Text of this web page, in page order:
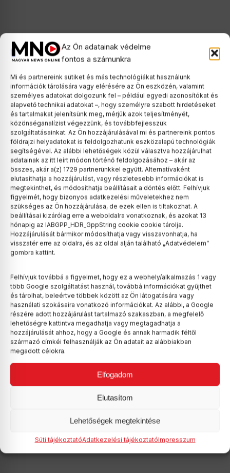
Az Ön adatainak védelme
fontos a számunkra
Mi és partnereink sütiket és más technológiákat használunk
információk tárolására vagy elérésére az Ön eszközén, valamint
személyes adatokat dolgozunk fel – például egyedi azonosítókat és
alapvető technikai adatokat –, hogy személyre szabott hirdetéseket
és tartalmakat jelenítsünk meg, mérjük azok teljesítményét,
közönséganalízist végezzünk, és továbbfejlesszük
szolgáltatásainkat. Az Ön hozzájárulásával mi és partnereink pontos
földrajzi helyadatokat is feldolgozhatunk eszközalapú technológiák
segítségével. Az alábbi lehetőségek közül választva hozzájárulhat
adatainak az itt leírt módon történő feldolgozásához – akár az
összes, akár a(z) 1729 partnerünkkel együtt. Alternatívaként
elutasíthatja a hozzájárulást, vagy részletesebb információkat is
megtekinthet, és módosíthatja beállításait a döntés előtt. Felhívjuk
figyelmét, hogy bizonyos adatkezelési műveletekhez nem
szükséges az Ön hozzájárulása, de ezek ellen is tiltakozhat. A
beállításai kizárólag erre a weboldalra vonatkoznak, és azokat 13
hónapig az IABGPP_HDR_GppString cookie cookie tárolja.
Hozzájárulását bármikor módosíthatja vagy visszavonhatja, ha
visszatér erre az oldalra, és az oldal alján található „Adatvédelem”
gombra kattint.
Felhívjuk továbbá a figyelmet, hogy ez a webhely/alkalmazás 1 vagy
több Google szolgáltatást használ, továbbá információkat gyűjthet
és tárolhat, beleértve többek között az Ön látogatására vagy
használati szokásaira vonatkozó információkat. Az alábbi, a Google
részére adott hozzájárulást tartalmazó szakaszban, a megfelelő
lehetőségre kattintva megadhatja vagy megtagadhatja a
hozzájárulását ahhoz, hogy a Google és annak harmadik féltől
származó címkéi felhasználják az Ön adatait az alábbiakban
megadott célokra.
Elfogadom
Elutasítom
Lehetőségek megtekintése
Süti tájékoztatóAdatkezelési tájékoztatóImpresszum
Magyar Péter szerint Orbánék
már négy éve tudták, hogy az
áramhálózat a végnapjait éli
Magyar Péter miniszterelnök szerint
az előző kormány már 2022-ben
pontosan…
Romulusz a Balásy Gyula cégeivel
kötött gyanús szerződések miatt
Feljelentést tett Ruszin-Szendi
Romulusz honvédelmi miniszter,
miután a Honvédelmi Minisztérium…